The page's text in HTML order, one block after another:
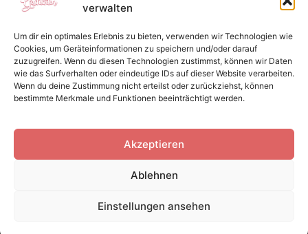
verwalten
Um dir ein optimales Erlebnis zu bieten, verwenden wir Technologien wie
Cookies, um Geräteinformationen zu speichern und/oder darauf
zuzugreifen. Wenn du diesen Technologien zustimmst, können wir Daten
wie das Surfverhalten oder eindeutige IDs auf dieser Website verarbeiten.
Wenn du deine Zustimmung nicht erteilst oder zurückziehst, können
bestimmte Merkmale und Funktionen beeinträchtigt werden.
Akzeptieren
Ablehnen
Einstellungen ansehen